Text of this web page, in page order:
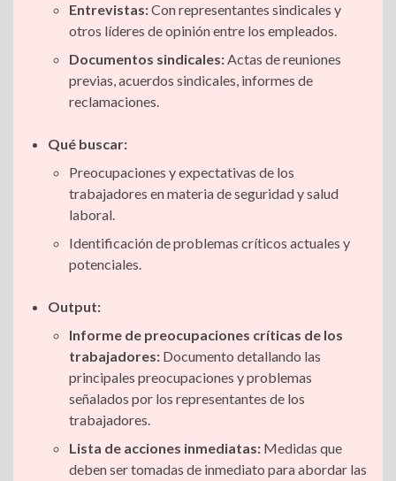
Entrevistas:Con representantes sindicales y
otros líderes de opinión entre los empleados.
Documentos sindicales:Actas de reuniones
previas, acuerdos sindicales, informes de
reclamaciones.
Qué buscar:
Preocupaciones y expectativas de los
trabajadores en materia de seguridad y salud
laboral.
Identificación de problemas críticos actuales y
potenciales.
Output:
Informe de preocupaciones críticas de los
trabajadores: Documento detallando las
principales preocupaciones y problemas
señalados por los representantes de los
trabajadores.
Lista de acciones inmediatas: Medidas que
deben ser tomadas de inmediato para abordar las